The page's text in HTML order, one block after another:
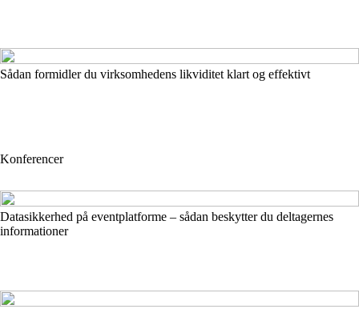
Sådan formidler du virksomhedens likviditet klart og effektivt
Konferencer
Datasikkerhed på eventplatforme – sådan beskytter du deltagernes
informationer